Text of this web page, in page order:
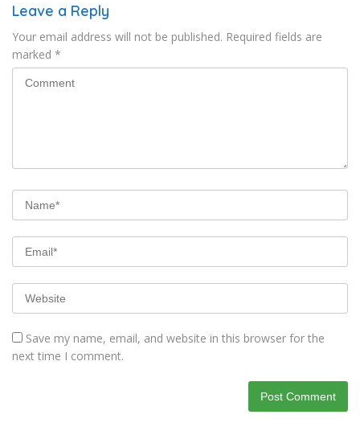
Leave a Reply
Your email address will not be published. Required fields are
marked *
Save my name, email, and website in this browser for the
next time I comment.